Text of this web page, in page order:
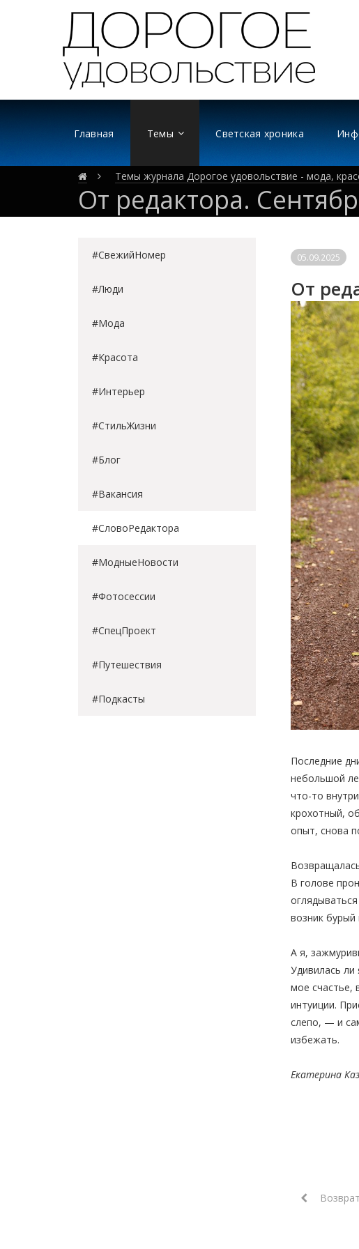
Главная Темы Светская хроника
Темы журнала Дорогое удовольствие - мода,
От редактора.
#СвежийНомер
#Люди
#Мода
#Красота
#Интерьер
#СтильЖизни
#Блог
#Вакансия
#СловоРедактора
#МодныеНовости
#Фотосессии
#СпецПроект
#Путешествия
#Подкасты
05.09.2025
От
Последние
небольшой
что-то
крохотный,
опыт, снова
В голове
возник бурый
А я,
Удивилась ли
мое счастье,
интуиции.
слепо, — и
избежать.
Екатерина